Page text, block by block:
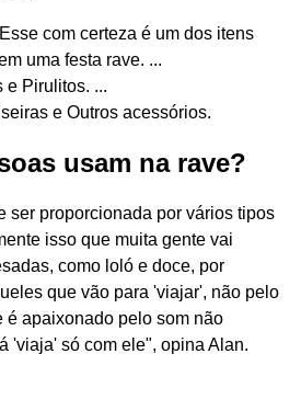
com certeza é um dos itens
uma festa rave. ...
e Pirulitos. ...
e Outros acessórios.
usam na rave?
ser proporcionada por vários tipos
isso que muita gente vai
como loló e doce, por
que vão para 'viajar', não pelo
é apaixonado pelo som não
'viaja' só com ele", opina Alan.